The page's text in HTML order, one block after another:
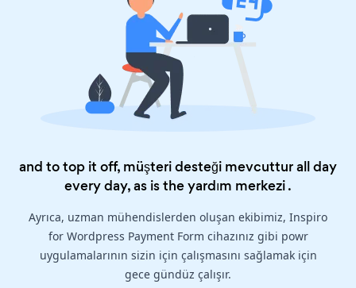
and to top it off, müşteri desteği mevcuttur all day
every day, as is theyardım merkezi.
Ayrıca, uzman mühendislerden oluşan ekibimiz, Inspiro
for Wordpress Payment Form cihazınız gibi powr
uygulamalarının sizin için çalışmasını sağlamak için
gece gündüz çalışır.